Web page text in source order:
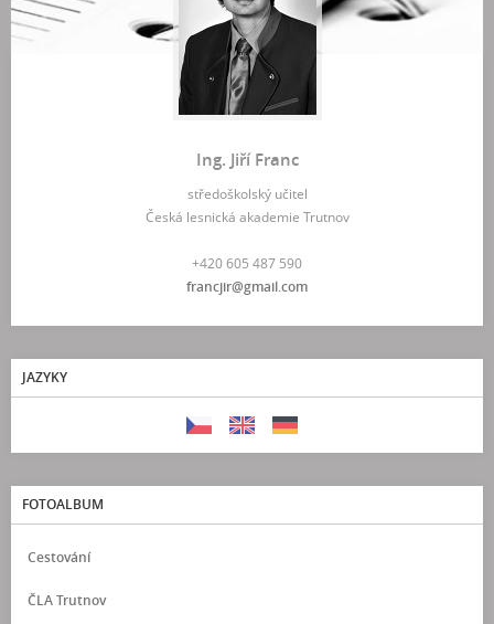
Ing. Jiří Franc
středoškolský učitel
Česká lesnická akademie Trutnov
+420 605 487 590
francjir@gmail.com
JAZYKY
FOTOALBUM
Cestování
ČLA Trutnov